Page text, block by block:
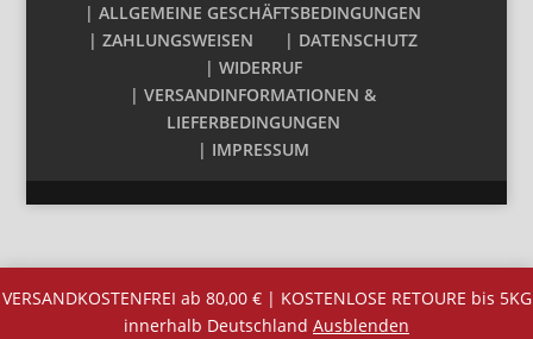
| ALLGEMEINE GESCHÄFTSBEDINGUNGEN
| ZAHLUNGSWEISEN
| DATENSCHUTZ
| WIDERRUF
| VERSANDINFORMATIONEN &
LIEFERBEDINGUNGEN
| IMPRESSUM
VERSANDKOSTENFREI ab 80,00 € | KOSTENLOSE RETOURE bis 5KG
innerhalb Deutschland Ausblenden